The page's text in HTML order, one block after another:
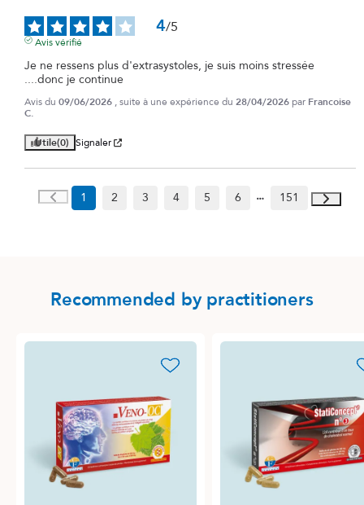
4/5
Avis vérifié
Je ne ressens plus d'extrasystoles, je suis moins stressée
....donc je continue
Avis du 09/06/2026 , suite à une expérience du 28/04/2026 par Francoise
C.
Utile(0) Signaler
1 2 3 4 5 6 151
Recommended by practitioners
favorite_border